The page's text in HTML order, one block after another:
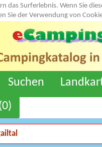
das Surferlebnis. Wenn Sie
Sie der Verwendung von
Suchen
0)